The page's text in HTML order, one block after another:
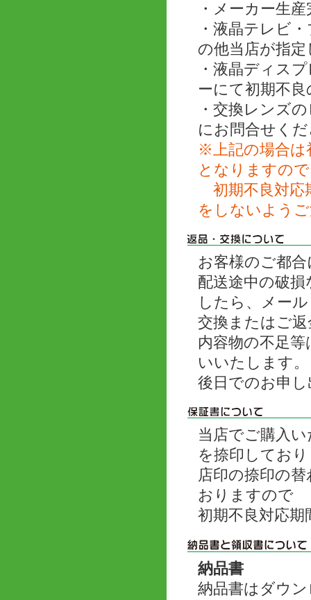
・メーカー生
・液晶テレビ
の他当店が指
・液晶ディス
ーにて初期不
・交換レンズ
にお問合せく
※上記の場合は
となりますの
初期不良対応
をしないよう
お客様のご都
配送途中の破
したら、メー
交換またはご
内容物の不足
いいたします。
後日でのお申
当店でご購入
を捺印してお
店印の捺印の
おりますので
初期不良対応
納品書
納品書はダウ